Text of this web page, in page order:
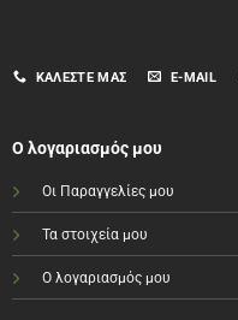
ΚΑΛΈΣΤΕ ΜΑΣ E-MAIL
Ο λογαριασμός μου
Οι Παραγγελίες μου
Τα στοιχεία μου
Ο λογαριασμός μου